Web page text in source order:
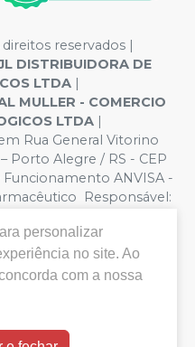
reservados |
DISTRIBUIDORA DE
LTDA |
MULLER - COMERCIO
LTDA |
Rua General Vitorino
Porto Alegre / RS - CEP
ANVISA -
Responsável:
ilustrativas - Os preços e
sujeitos a alterações. Em
no site, o valor válido é o
por atacado,
pelo site.
personalizar
no site. Ao
com a nossa